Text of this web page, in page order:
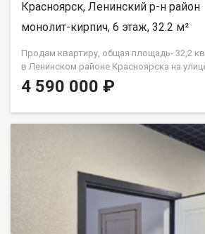
Красноярск, Ленинский р-н район
монолит-кирпич, 6 этаж, 32.2 м²
Продам квартиру, общая площадь- 32,2
в Ленинском районе Красноярска на
Машиностроителей, дом 31. Этаж
монолитно-кирпичном доме.
4 590 000 ₽